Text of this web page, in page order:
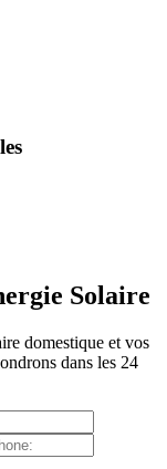
Solaire
domestique et vos
dans les 24